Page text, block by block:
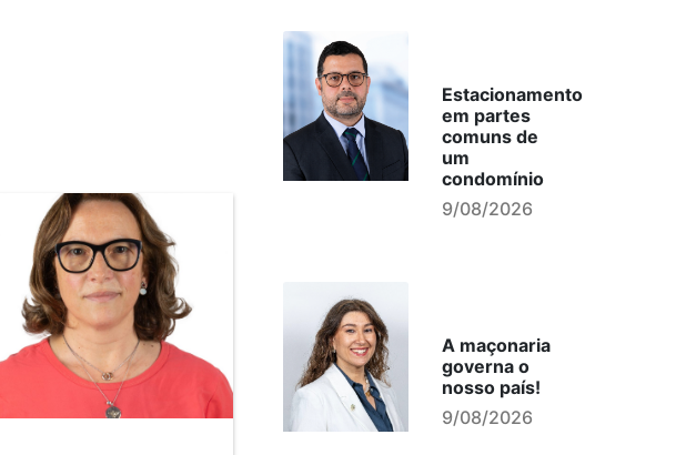
Estacionamento
em partes
comuns de
um
condomínio
9/08/2026
A maçonaria
governa o
nosso país!
9/08/2026